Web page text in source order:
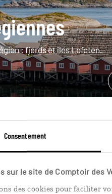
Consentement
sur le site de Comptoir des
des cookies pour faciliter
: fjords et îles Lofoten.